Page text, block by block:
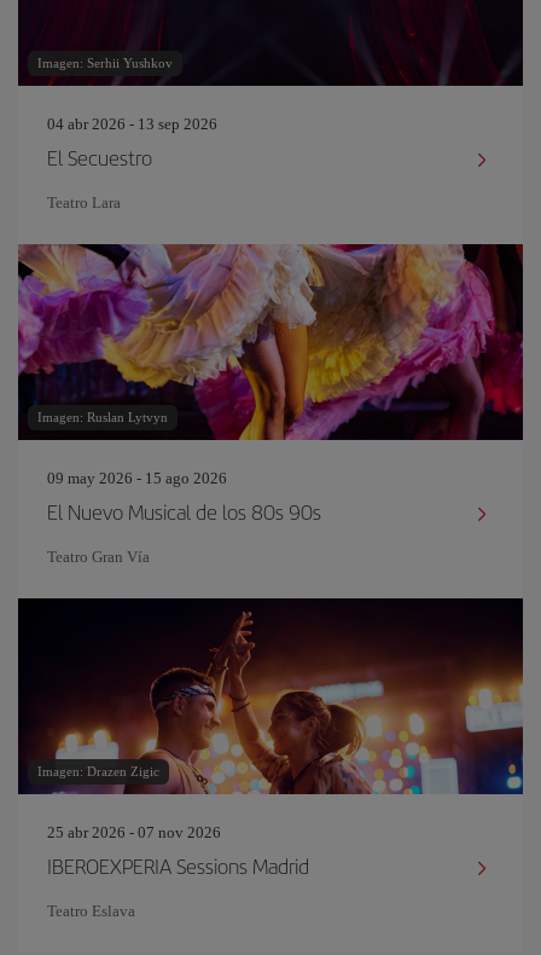
Imagen: Serhii Yushkov
04 abr 2026 - 13 sep 2026
El Secuestro
Teatro Lara
Imagen: Ruslan Lytvyn
09 may 2026 - 15 ago 2026
El Nuevo Musical de los 80s 90s
Teatro Gran Vía
Imagen: Drazen Zigic
25 abr 2026 - 07 nov 2026
IBEROEXPERIA Sessions Madrid
Teatro Eslava